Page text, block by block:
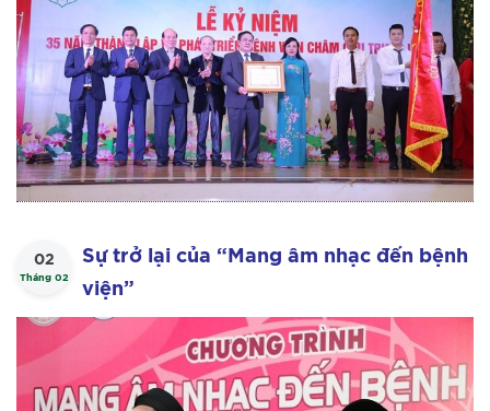
02
Tháng 02
Sự trở lại của “Mang âm nhạc đến bệnh
viện”